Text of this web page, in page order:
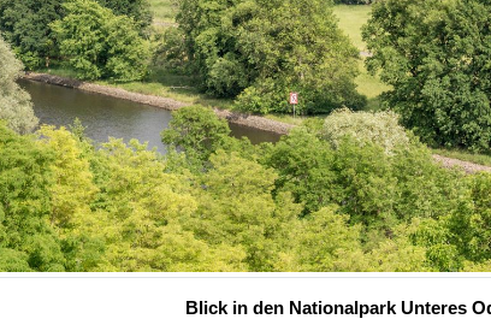
Blick in den Nationalpark Unteres